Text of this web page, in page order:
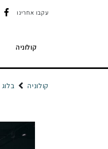
עקבו אחרינו
קולוניה
קולוניה בלוג